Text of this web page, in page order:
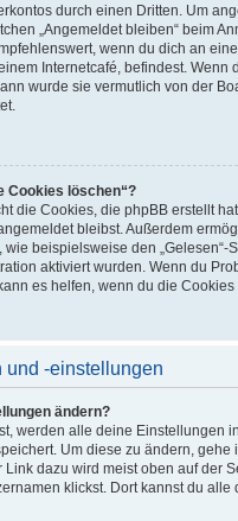
durch einen Dritten. Um
„Angemeldet bleiben“ beim
wenn du dich an
Internetcafé, befindest. Wenn
wurde sie vermutlich von der
Cookies löschen“?
die Cookies, die phpBB erstellt
bleibst. Außerdem
beispielsweise den „Gelesen“-
aktiviert wurden. Wenn du
es helfen, wenn du die Cookies
und -einstellungen
ändern?
werden alle deine Einstellungen
Um diese zu ändern, gehe
Link dazu wird meist oben auf der
klickst. Dort kannst du alle